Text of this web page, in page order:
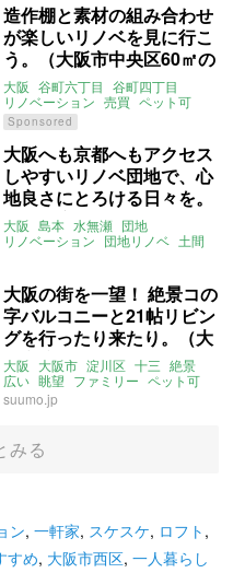
造作棚と素材の組み合わせ
が楽しいリノベを見に行こ
う。（大阪市中央区60㎡の
リノベーション事例）
大阪 谷町六丁目 谷町四丁目
リノベーション 売買 ペット可
駅チカ 株式会社ひかり工務店
Sponsored
大阪へも京都へもアクセス
しやすいリノベ団地で、心
地良さにとろける日々を。
（大阪府三島郡61㎡の売買
物件）
大阪 島本 水無瀬 団地
リノベーション 団地リノベ 土間
大阪の街を一望！ 絶景コの
字バルコニーと21帖リビン
グを行ったり来たり。（大
阪市淀川区70㎡の売買物
件）
大阪 大阪市 淀川区 十三 絶景
広い 眺望 ファミリー ペット可
売買
suumo.jp
みる
ン, 一軒家, スケスケ, ロフト ,
すめ, 大阪市西区, 一人暮らし